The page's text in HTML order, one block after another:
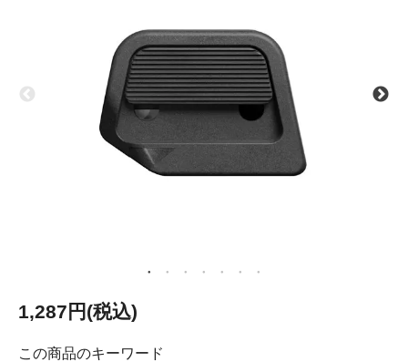
1,287円(税込)
この商品のキーワード